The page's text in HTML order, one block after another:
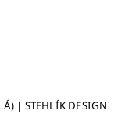
| STEHLÍK DESIGN